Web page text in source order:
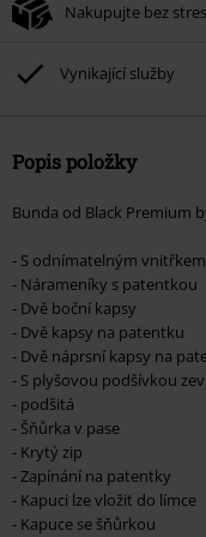
média, vstupenky,
podpoříte nadaci.
Nakupujte bez
Vynikající služby
Popis položky
Bunda od Black Premium
- S odnímatelným vnitřkem
- Nárameníky s patentkou
- Dvě boční kapsy
- Dvě kapsy na patentku
- Dvě náprsní kapsy na
- S plyšovou podšívkou
- podšitá
- Šňůrka v pase
- Krytý zip
- Zapínání na patentky
- Kapuci lze vložit do límce
- Kapuce se šňůrkou